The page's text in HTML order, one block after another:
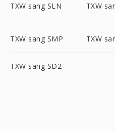
TXW sang SLN TXW
TXW sang SMP TXW
TXW sang SD2